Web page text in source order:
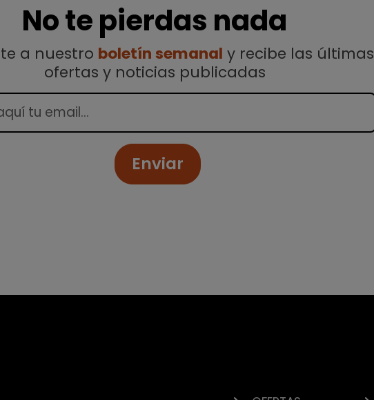
No te pierdas nada
a nuestro boletín semanal y recibe las últimas
ofertas y noticias publicadas
Enviar